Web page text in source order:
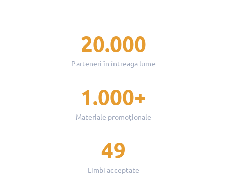
20.000
Parteneri în întreaga lume
1.000+
Materiale promoționale
49
Limbi acceptate